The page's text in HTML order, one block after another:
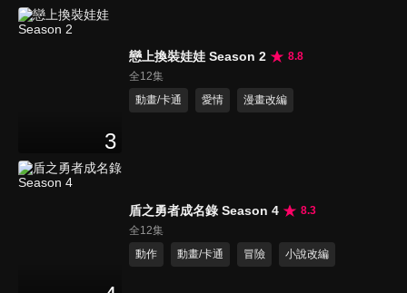
3
戀上換裝娃娃 Season 2
8.8
全12集
動畫/卡通
愛情 漫畫改編
盾之勇者成名錄 Season 4
8.3
全12集
動作
動畫/卡通 冒險 小說改編